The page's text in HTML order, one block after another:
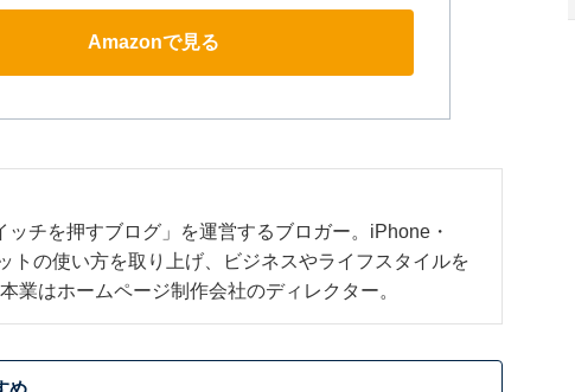
Amazonで見る
チを押すブログ」を運営するブロガー。iPhone・
トの使い方を取り上げ、ビジネスやライフスタイルを
業はホームページ制作会社のディレクター。
め